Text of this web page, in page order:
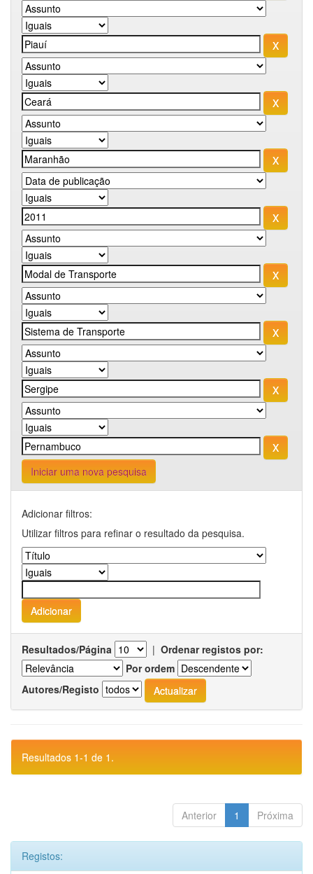
Iniciar uma nova pesquisa
Adicionar filtros:
Utilizar filtros para refinar o resultado da pesquisa.
Resultados/Página | Ordenar registos por:
Por ordem
Autores/Registo
Resultados 1-1 de 1.
Anterior 1 Próxima
Registos: